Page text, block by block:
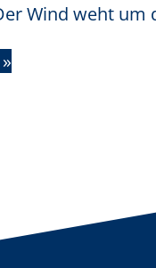
Wind weht